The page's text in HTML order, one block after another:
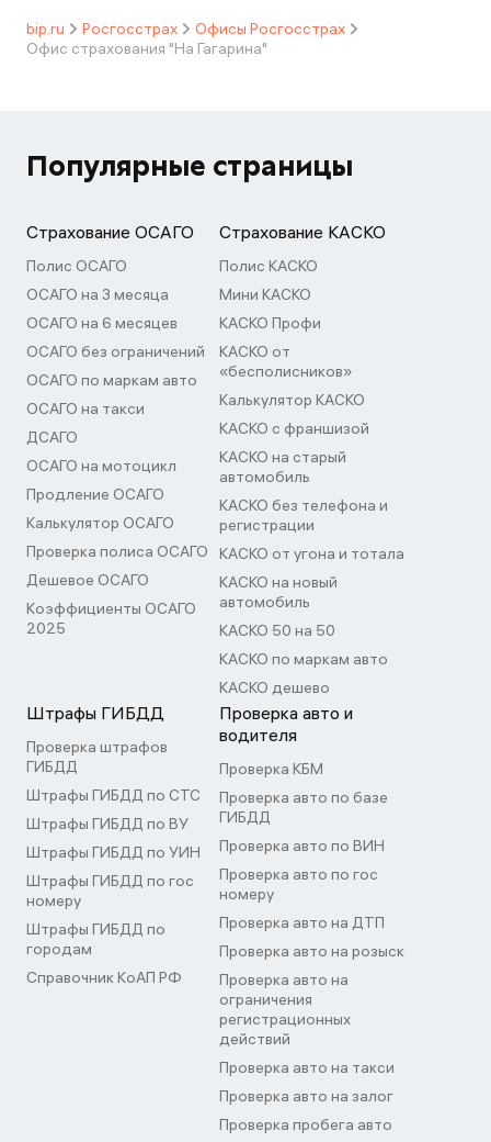
bip.ru Росгосстрах
Офисы Росгосстрах
Офис страхования "На Гагарина"
Популярные страницы
Страхование ОСАГО
Полис ОСАГО
ОСАГО на 3 месяца
ОСАГО на 6 месяцев
ОСАГО без ограничений
ОСАГО по маркам авто
ОСАГО на такси
ДСАГО
ОСАГО на мотоцикл
Продление ОСАГО
Калькулятор ОСАГО
Проверка полиса ОСАГО
Дешевое ОСАГО
Коэффициенты ОСАГО
2025
Страхование КАСКО
Полис КАСКО
Мини КАСКО
КАСКО Профи
КАСКО от
«бесполисников»
Калькулятор КАСКО
КАСКО с франшизой
КАСКО на старый
автомобиль
КАСКО без телефона и
регистрации
КАСКО от угона и тотала
КАСКО на новый
автомобиль
КАСКО 50 на 50
КАСКО по маркам авто
КАСКО дешево
Штрафы ГИБДД
Проверка штрафов
ГИБДД
Штрафы ГИБДД по СТС
Штрафы ГИБДД по ВУ
Штрафы ГИБДД по УИН
Штрафы ГИБДД по гос
номеру
Штрафы ГИБДД по
городам
Справочник КоАП РФ
Проверка авто и
водителя
Проверка КБМ
Проверка авто по базе
ГИБДД
Проверка авто по ВИН
Проверка авто по гос
номеру
Проверка авто на ДТП
Проверка авто на розыск
Проверка авто на
ограничения
регистрационных
действий
Проверка авто на такси
Проверка авто на залог
Проверка пробега авто